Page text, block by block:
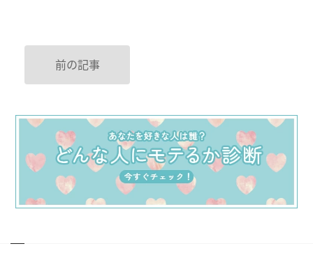
前の記事